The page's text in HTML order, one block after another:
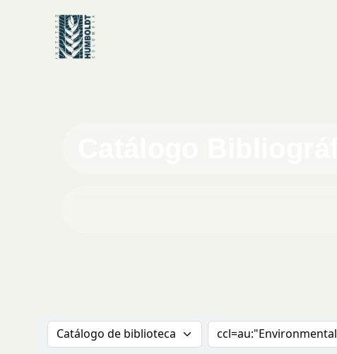
Buscar en el catálogo por: Buscar en el catálogo